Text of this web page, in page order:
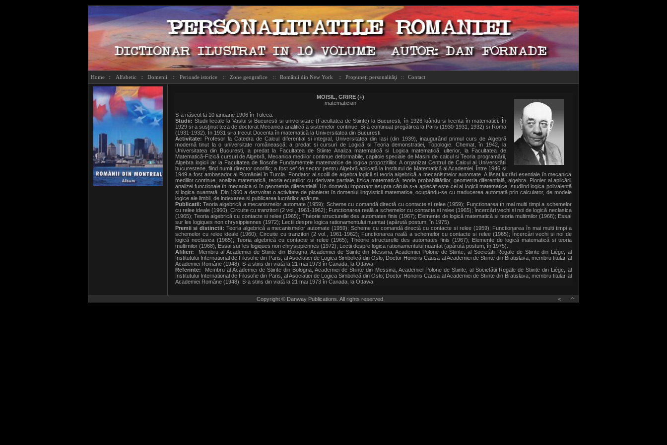
Home :: Alfabetic :: Domenii :: Perioade istorice :: Zone geografice :: Românii din New York :: Propuneţi personalităţi :: Contact
MOISIL, GRIRE (+)
matematician
S-a născut la 10 ianuarie 1906 în Tulcea.
Studii: Studii liceale la Vaslui si Bucuresti si universitare (Facultatea de Stiinte) la Bucuresti, în 1926 luându-si licenta în matematici. În
1929 si-a sustinut teza de doctorat Mecanica analitică a sistemelor continue. Si-a continuat pregătirea la Paris (1930-1931, 1932) si Roma
(1931-1932). În 1931 si-a trecut Docenta în matematică la Universitatea din Bucuresti.
Activitate: Profesor la Catedra de Calcul diferential si integral, Universitatea din Iasi (din 1939), inaugurând primul curs de Algebră
modernă tinut la o universitate românească; a predat si cursuri de Logică si Teoria demonstratiei, Topologie. Chemat, în 1942, la
Universitatea din Bucuresti, a predat la Facultatea de Stiinte Analiza matematică si Logica matematică, ulterior, la Facultatea de
Matematică-Fizică cursuri de Algebră, Mecanica mediilor continue deformabile, capitole speciale de Masini de calcul si Teoria programării,
Algebra logicii iar la Facultatea de filosofie Fundamentele matematice de logica propozitiilor. A organizat Centrul de Calcul al Universitătii
bucurestene, fiind numit director onorific; a fost sef de sector pentru Algebră aplicată la Institutul de Matematică al Academiei. Între 1946 si
1949 a fost ambasador al României în Turcia. Fondator al scolii de algebra logicii si teoria algebrică a mecanismelor automate. A lăsat lucrări esentiale în mecanica
mediilor continue, analiza matematică, teoria ecuatiilor cu derivate partiale, fizica matematică, teoria probabilitătilor, geometria diferentială, algebra. Pionier al aplicării
analizei functionale în mecanica si în geometria diferentială. Un domeniu important asupra căruia s-a aplecat este cel al logicii matematice, studiind logica polivalentă
si logica nuantată. Din 1960 a dezvoltat o activitate de pionierat în domeniul lingvisticii matematice, ocupându-se cu traducerea automată prin calculator, de modele
logice ale limbii, de indexarea si publicarea lucrărilor apărute.
Publicatii: Teoria algebrică a mecanismelor automate (1959); Scheme cu comandă directă cu contacte si relee (1959); Functionarea în mai multi timpi a schemelor
cu relee ideale (1960); Circuite cu tranzitori (2 vol., 1961-1962); Functionarea reală a schemelor cu contacte si relee (1965); Încercări vechi si noi de logică neclasica
(1965); Teoria algebrică cu contacte si relee (1965); Théorie structurelle des automates finis (1967); Elemente de logică matematică si teoria multimilor (1968); Essai
sur les logiques non chrysippiennes (1972); Lectii despre logica rationamentului nuantat (apărută postum, în 1975).
Premii si distinctii: Teoria algebrică a mecanismelor automate (1959); Scheme cu comandă directă cu contacte si relee (1959); Functionarea în mai multi timpi a
schemelor cu relee ideale (1960); Circuite cu tranzitori (2 vol., 1961-1962); Functionarea reală a schemelor cu contacte si relee (1965); Încercări vechi si noi de
logică neclasica (1965); Teoria algebrică cu contacte si relee (1965); Théorie structurelle des automates finis (1967); Elemente de logică matematică si teoria
multimilor (1968); Essai sur les logiques non chrysippiennes (1972); Lectii despre logica rationamentului nuantat (apărută postum, în 1975).
Afilieri: Membru al Academiei de Stiinte din Bologna, Academiei de Stiinte din Messina, Academiei Polone de Stiinte, al Societătii Regale de Stiinte din Liège, al
Institutului International de Filosofie din Paris, al Asociatiei de Logica Simbolică din Oslo; Doctor Honoris Causa al Academiei de Stiinte din Bratislava; membru titular al
Academiei Române (1948). S-a stins din viată la 21 mai 1973 în Canada, la Ottawa.
Referinte: Membru al Academiei de Stiinte din Bologna, Academiei de Stiinte din Messina, Academiei Polone de Stiinte, al Societătii Regale de Stiinte din Liège, al
Institutului International de Filosofie din Paris, al Asociatiei de Logica Simbolică din Oslo; Doctor Honoris Causa al Academiei de Stiinte din Bratislava; membru titular al
Academiei Române (1948). S-a stins din viată la 21 mai 1973 în Canada, la Ottawa.
Copyright © Danway Publications. All rights reserved. < ^